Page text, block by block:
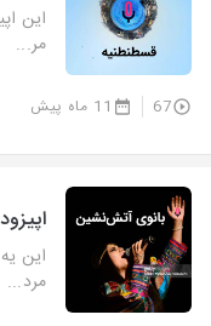
این
مر...
67 11 ماه پیش
مرد...